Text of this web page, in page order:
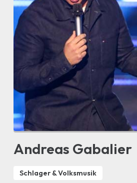
Andreas Gabalier
Schlager & Volksmusik